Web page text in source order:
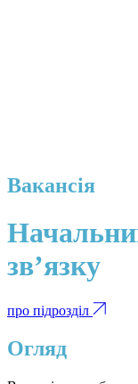
Вакансія
зв’язку
про підрозділ
Огляд